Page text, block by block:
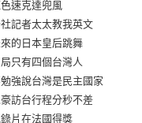
速克達兜風
記者太太教我英文
的日本皇后跳舞
只有四個台灣人
強說台灣是民主國家
訪台行程分秒不差
片在法國得獎